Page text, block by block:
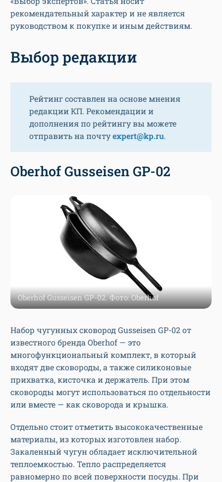
рекомендательный характер и не является
руководством к покупке и иным действиям.
Выбор редакции
Рейтинг составлен на основе мнения
редакции КП. Рекомендации и
дополнения по рейтингу вы можете
отправить на почтуexpert@kp.ru.
Oberhof Gusseisen GP-02
Oberhof Gusseisen GP-02. Фото: Oberhof
Набор чугунных сковород Gusseisen GP-02 от
известного бренда Oberhof — это
многофункциональный комплект, в который
входят две сковороды, а также силиконовые
прихватка, кисточка и держатель. При этом
сковороды могут использоваться по отдельности
или вместе — как сковорода и крышка.
Отдельно стоит отметить высококачественные
материалы, из которых изготовлен набор.
Закаленный чугун обладает исключительной
теплоемкостью. Тепло распределяется
равномерно по всей поверхности посуды. При